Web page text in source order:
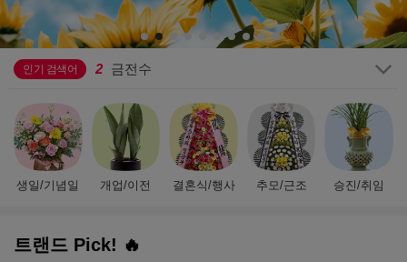
인기 검색어
10
부모님선물
1
생일
2 금전수
3 결혼식
5 기념일
플랜테리어
승진
8 테이블 화분
9 만천홍
생일/기념일 개업/이전 결혼식/행사 추모/근조 승진/취임
트랜드 Pick! 🔥